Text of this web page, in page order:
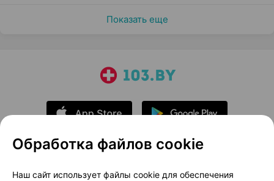
Показать еще
О проекте
Новости проекта
Обработка файлов cookie
Наш сайт использует файлы cookie для обеспечения